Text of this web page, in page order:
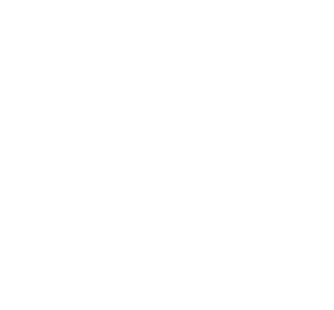
トを編集しても既存のページは変更
が、新しいブループリント ページ
作成ダイアログに
リントをプロモー
スペース管理者ならば、作成ダイア
テンプレートやブループリントを使
進する選択が可能です。空白ページ
特定のタイプのコンテンツを作成す